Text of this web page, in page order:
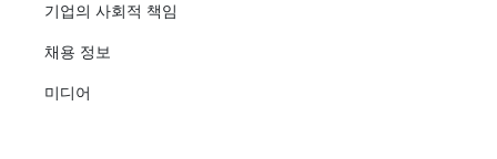
기업의 사회적 책임
채용 정보
미디어